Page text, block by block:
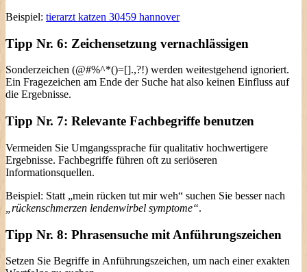
Beispiel: tierarzt katzen 30459 hannover
Tipp Nr. 6: Zeichensetzung vernachlässigen
Sonderzeichen (@#%^*()=[].,?!) werden weitestgehend ignoriert.
Ein Fragezeichen am Ende der Suche hat also keinen Einfluss auf
die Ergebnisse.
Tipp Nr. 7: Relevante Fachbegriffe benutzen
Vermeiden Sie Umgangssprache für qualitativ hochwertigere
Ergebnisse. Fachbegriffe führen oft zu seriöseren
Informationsquellen.
Beispiel: Statt „mein rücken tut mir weh“ suchen Sie besser nach
„rückenschmerzen lendenwirbel symptome“.
Tipp Nr. 8: Phrasensuche mit Anführungszeichen
Setzen Sie Begriffe in Anführungszeichen, um nach einer exakten